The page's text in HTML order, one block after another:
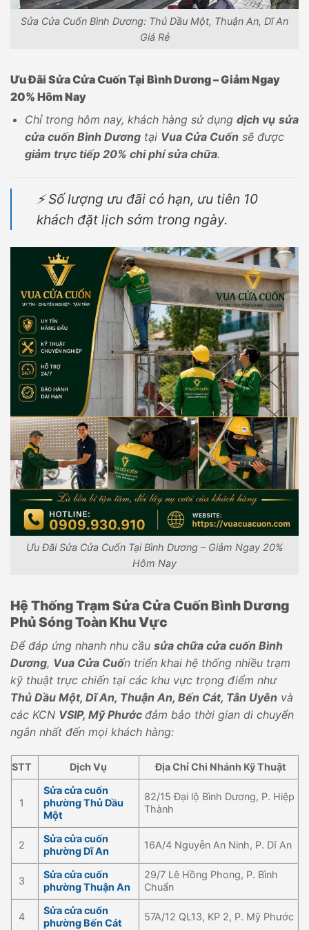
Sửa Cửa Cuốn Bình Dương: Thủ Dầu Một, Thuận An, Dĩ An
Giá Rẻ
Ưu Đãi Sửa Cửa Cuốn Tại Bình Dương – Giảm Ngay
20% Hôm Nay
Chỉ trong hôm nay, khách hàng sử dụng dịch vụ sửa
cửa cuốn Bình Dươngtại Vua Cửa Cuốnsẽ được
giảm trực tiếp 20% chi phí sửa chữa.
⚡ Số lượng ưu đãi có hạn, ưu tiên 10
khách đặt lịch sớm trong ngày.
Ưu Đãi Sửa Cửa Cuốn Tại Bình Dương – Giảm Ngay 20%
Hôm Nay
Hệ Thống Trạm Sửa Cửa Cuốn Bình Dương
Phủ Sóng Toàn Khu Vực
Để đáp ứng nhanh nhu cầu sửa chữa cửa cuốn Bình
Dương, Vua Cửa Cuốn triển khai hệ thống nhiều trạm
kỹ thuật trực chiến tại các khu vực trọng điểm như
Thủ Dầu Một, Dĩ An, Thuận An, Bến Cát, Tân Uyên và
các KCN VSIP, Mỹ Phước đảm bảo thời gian di chuyển
ngắn nhất đến mọi khách hàng:
STT Dịch Vụ Địa Chỉ Chi Nhánh Kỹ Thuật
1
Sửa cửa cuốn
phường Thủ Dầu
Một
82/15 Đại lộ Bình Dương, P. Hiệp
Thành
2
Sửa cửa cuốn
phường Dĩ An
16A/4 Nguyễn An Ninh, P. Dĩ An
3
Sửa cửa cuốn
phường Thuận An
29/7 Lê Hồng Phong, P. Bình
Chuẩn
4
Sửa cửa cuốn
phường Bến Cát
57A/12 QL13, KP 2, P. Mỹ Phước